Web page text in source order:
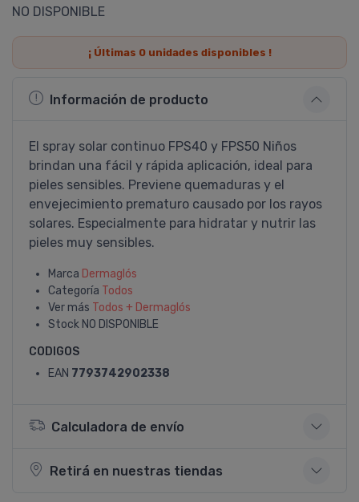
NO DISPONIBLE
¡ Últimas 0unidades disponibles !
Información de producto
El spray solar continuo FPS40 y FPS50 Niños
brindan una fácil y rápida aplicación, ideal para
pieles sensibles. Previene quemaduras y el
envejecimiento prematuro causado por los rayos
solares. Especialmente para hidratar y nutrir las
pieles muy sensibles.
Marca Dermaglós
Categoría Todos
Ver más Todos + Dermaglós
Stock NO DISPONIBLE
CODIGOS
EAN 7793742902338
Calculadora de envío
Retirá en nuestras tiendas